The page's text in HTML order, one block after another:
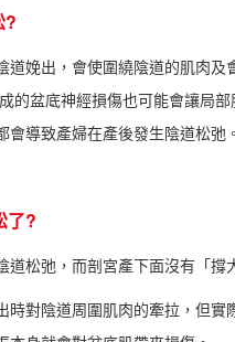
?
娩出，會使圍繞陰道的肌肉及
的盆底神經損傷也可能會讓局
導致產婦在產後發生陰道松弛
了?
松弛，而剖宮產下面沒有「撐
對陰道周圍肌肉的牽拉，但實